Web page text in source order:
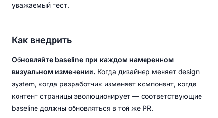
уважаемый тест.
Как внедрить
Обновляйте baseline при каждом намеренном
визуальном изменении. Когда дизайнер меняет design
system, когда разработчик изменяет компонент, когда
контент страницы эволюционирует — соответствующие
baseline должны обновляться в той же PR.